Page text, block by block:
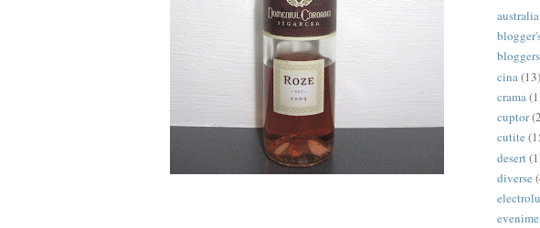
australia
cina (13)
crama
cuptor
cutite
desert
diverse